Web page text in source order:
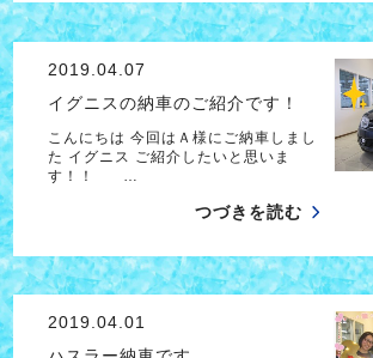
2019.04.07
イグニスの納車のご紹介です！
こんにちは 今回はＡ様にご納車しまし
た イグニス ご紹介したいと思いま
す！！ …
つづきを読む
2019.04.01